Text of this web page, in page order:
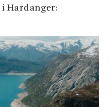
Hardanger: